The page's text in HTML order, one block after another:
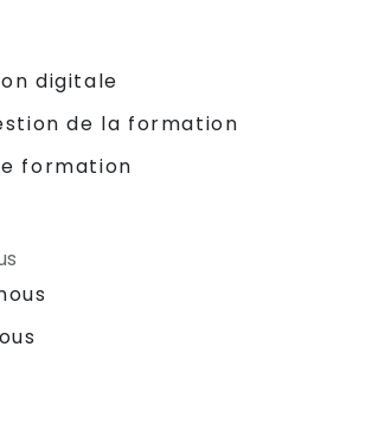
digitale
de la formation
formation